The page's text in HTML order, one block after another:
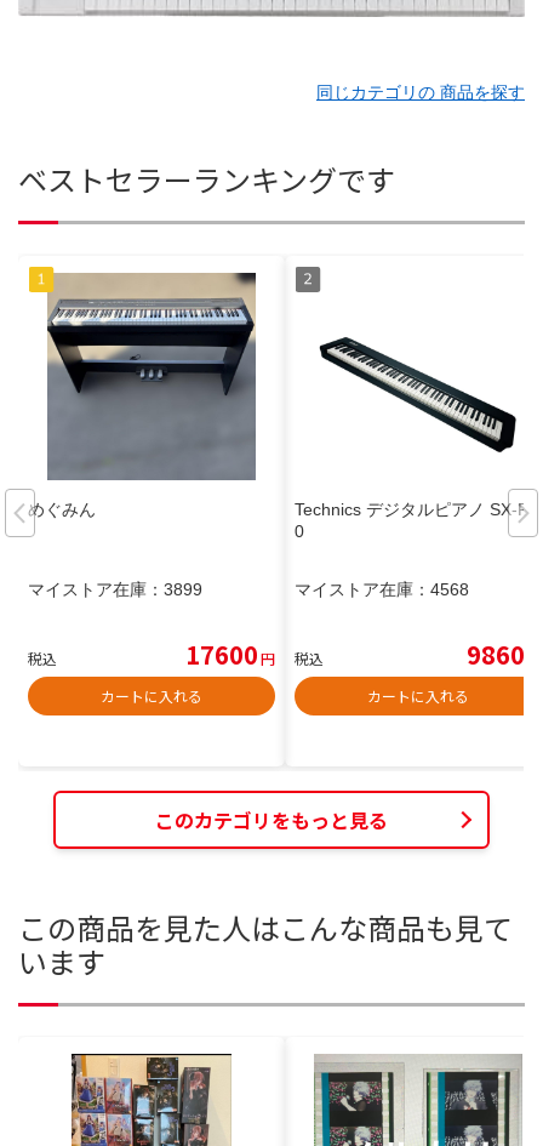
同じカテゴリの 商品を探す
ベストセラーランキングです
めぐみん
マイストア在庫： 3899
税込 17600円
カートに入れる
Technics デジタルピアノ SX-P3
0
マイストア在庫： 4568
税込 9860
カートに入れる
このカテゴリをもっと見る
この商品を見た人はこんな商品も見て
います